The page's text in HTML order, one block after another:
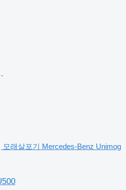
모래살포기 Mercedes-Benz Unimog